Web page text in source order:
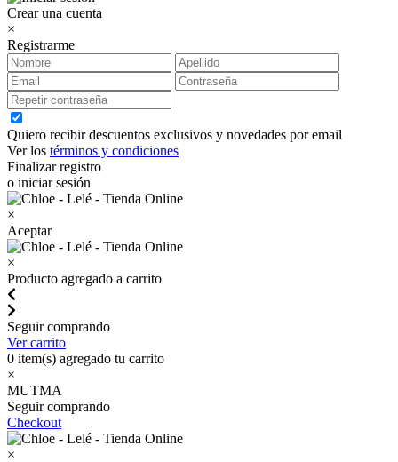
Crear una cuenta
×
Registrarme
Quiero recibir descuentos exclusivos y novedades por email
Ver los términos y condiciones
Finalizar registro
o iniciar sesión
×
Aceptar
×
Producto agregado a carrito
Seguir comprando
Ver carrito
0 item(s) agregado tu carrito
×
MUTMA
Seguir comprando
Checkout
×